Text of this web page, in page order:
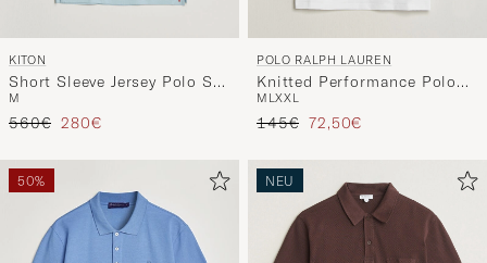
KITON
Short Sleeve Jersey Polo Sky
Blue
M
Regulärer Preis
560€ Reduzierter Preis
280€
POLO RALPH LAUREN
Knitted Performance Polo
Ceramic White
M LXXL
Regulärer Preis
145€ Reduzierter Preis
72,50€
50% NEU